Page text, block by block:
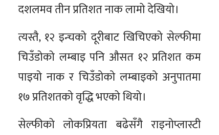
दशलमव तीन प्रतिशत नाक लामो देखियो।
त्यस्तै, १२ इन्चको दूरीबाट खिचिएको सेल्फीमा
चिउँडोको लम्बाइ पनि औसत १२ प्रतिशत कम
पाइयो नाक र चिउँडोको लम्बाइको अनुपातमा
१७ प्रतिशतको वृद्धि भएको थियो।
सेल्फीको लोकप्रियता बढेसँगै राइनोप्लास्टी